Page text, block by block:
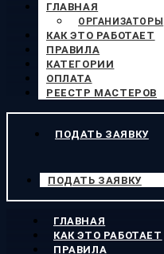
ГЛАВНАЯ
ОРГАНИЗАТОРЫ
КАК ЭТО РАБОТАЕТ
ПРАВИЛА
КАТЕГОРИИ
ОПЛАТА
РЕЕСТР МАСТЕРОВ
ПОДАТЬ ЗАЯВКУ
ПОДАТЬ ЗАЯВКУ
ГЛАВНАЯ
КАК ЭТО РАБОТАЕТ
ПРАВИЛА